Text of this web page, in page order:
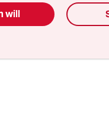
will